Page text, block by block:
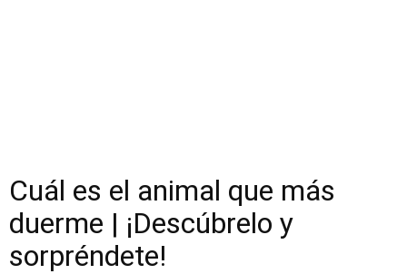
Cuál es el animal que más
duerme | ¡Descúbrelo y
sorpréndete!